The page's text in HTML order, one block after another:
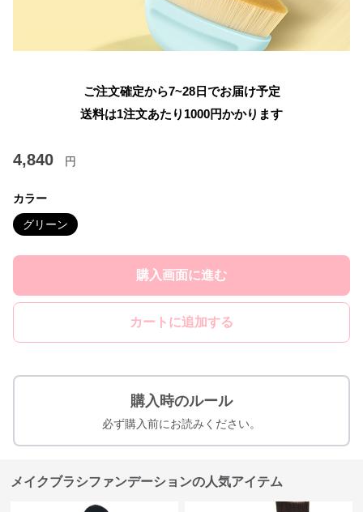
ご注文確定から7~28日でお届け予定
送料は1注文あたり 1000円かかります
4,840 円
カラー
グリーン
購入画面に進む
カートに追加する
購入時のルール
必ず購入前にお読みください。
メイクブラシファンデーションの人気アイテム